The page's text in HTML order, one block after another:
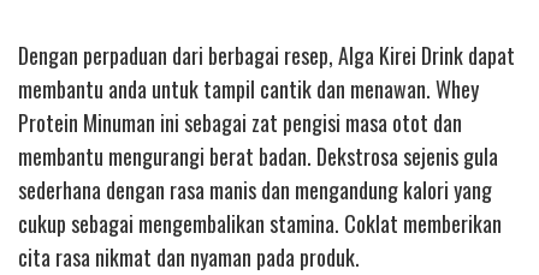
Dengan perpaduan dari berbagai resep, Alga Kirei Drink dapat
membantu anda untuk tampil cantik dan menawan. Whey
Protein Minuman ini sebagai zat pengisi masa otot dan
membantu mengurangi berat badan. Dekstrosa sejenis gula
sederhana dengan rasa manis dan mengandung kalori yang
cukup sebagai mengembalikan stamina. Coklat memberikan
cita rasa nikmat dan nyaman pada produk.